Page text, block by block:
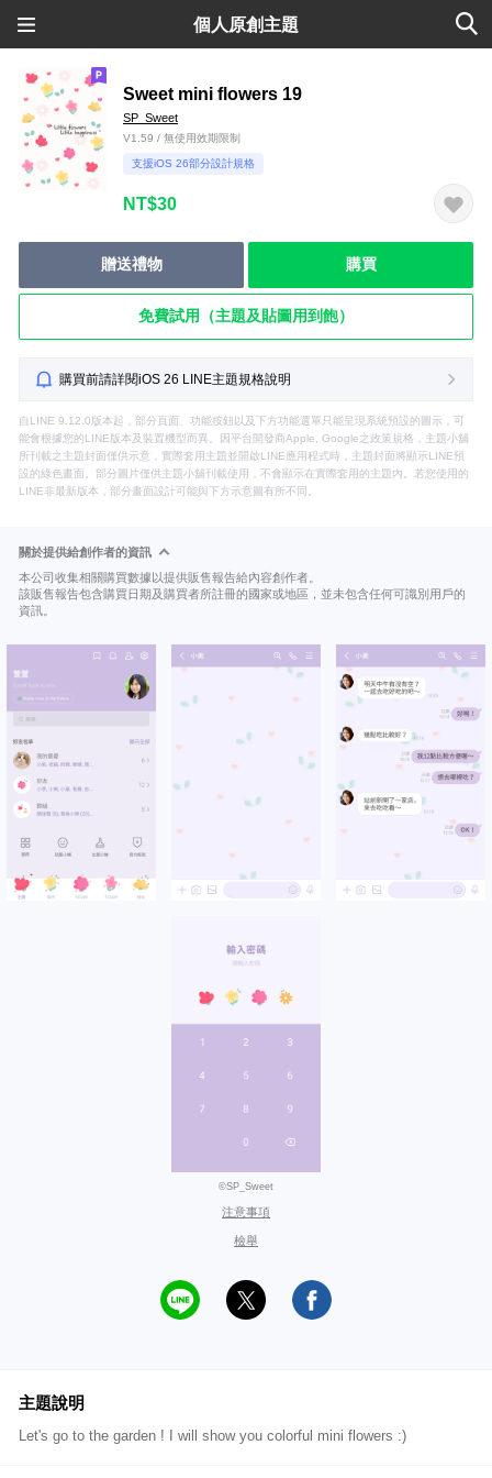
個人原創主題
Sweet mini flowers 19
SP_Sweet
V1.59 / 無使用效期限制
支援iOS 26部分設計規格
NT$30
贈送禮物 購買
免費試用（主題及貼圖用到飽）
購買前請詳閱iOS 26 LINE主題規格說明
自LINE 9.12.0版本起，部分頁面、功能按鈕以及下方功能選單只能呈現系統預設的圖示，可
能會根據您的LINE版本及裝置機型而異。因平台開發商Apple, Google之政策規格，主題小舖
所刊載之主題封面僅供示意，實際套用主題並開啟LINE應用程式時，主題封面將顯示LINE預
設的綠色畫面。部分圖片僅供主題小舖刊載使用，不會顯示在實際套用的主題內。若您使用的
LINE非最新版本，部分畫面設計可能與下方示意圖有所不同。
關於提供給創作者的資訊
本公司收集相關購買數據以提供販售報告給內容創作者。
該販售報告包含購買日期及購買者所註冊的國家或地區，並未包含任何可識別用戶的
資訊。
©SP_Sweet
注意事項
檢舉
主題說明
Let's go to the garden ! I will show you colorful mini flowers :)